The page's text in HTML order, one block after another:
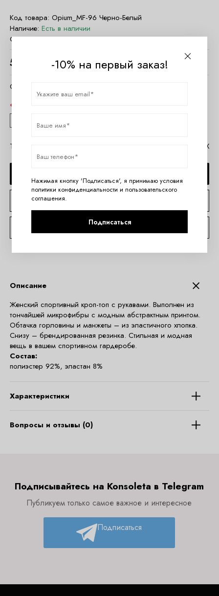
Код товара: Opium_MF-96 Черно-Белый
Наличие: Есть в наличии
Страна:Кнр
5940 руб.
Очистить параметры
Таблица размеров Opium Помощь в MAX
КОНСУЛЬТАЦИЯ ПО TELEGRAM
Описание
Женский спортивный кроп-топ с рукавами. Выполнен из
тончайшей микрофибры с модным абстрактным принтом.
Обтачка горловины и манжеты – из эластичного хлопка.
Снизу – брендированная резинка. Стильная и модная
вещь в вашем спортивном гардеробе.
Состав:
полиэстер 92%, эластан 8%
Характеристики
Вопросы и отзывы (0)
Подписывайтесь на Konsoleta в Telegram
Публикуем только самое важное и интересное
Подписаться
-10% на первый заказ!
Нажимая кнопку 'Подписаться', я принимаю условия
политики конфиденциальности и пользовательского
соглашения.
Подписаться